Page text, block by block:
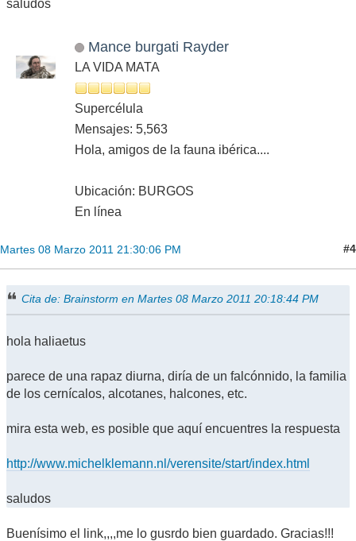
saludos
Mance burgati Rayder
LA VIDA MATA
Supercélula
Mensajes: 5,563
Hola, amigos de la fauna ibérica....
Ubicación: BURGOS
En línea
Martes 08 Marzo 2011 21:30:06 PM #4
Cita de: Brainstorm en Martes 08 Marzo 2011 20:18:44 PM
hola haliaetus
parece de una rapaz diurna, diría de un falcónnido, la familia
de los cernícalos, alcotanes, halcones, etc.
mira esta web, es posible que aquí encuentres la respuesta
http://www.michelklemann.nl/verensite/start/index.html
saludos
Buenísimo el link,,,,me lo gusrdo bien guardado. Gracias!!!